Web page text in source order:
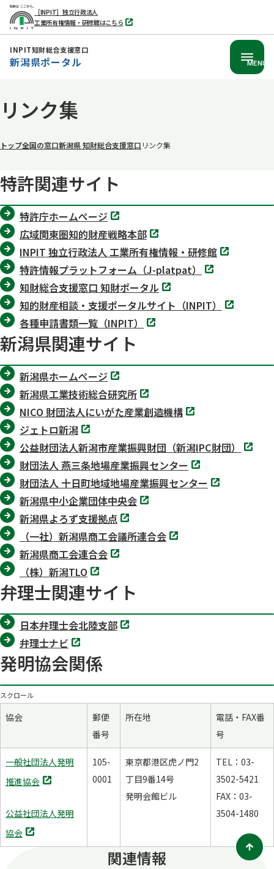
文
へ
［INPIT］独立行政法人
工業所有権情報・研修館はこちら
別
タ
INPIT知財総合支援窓口
新潟県ポータル MENU
リンク集
トップ全国の窓口新潟県 知財総合支援窓口 リンク集
特許関連サイト
特許庁ホームページ 別
タ
ブ
で
開
く
広域関東圏知的財産戦略本部 別
タ
ブ
で
開
く
INPIT 独立行政法人 工業所有権情報・研修館 別
タ
特許情報プラットフォーム（J-platpat）
別
タ
開
く
知財総合支援窓口 知財ポータル 別
タ
ブ
で
知的財産相談・支援ポータルサイト（INPIT）
別
タ
各種申請書類一覧（INPIT）
別
タ
く
新潟県関連サイト
新潟県ホームページ 別
タ
ブ
で
開
く
新潟県工業技術総合研究所 別
タ
ブ
で
NICO 財団法人にいがた産業創造機構 別
タ
開
く
ジェトロ新潟 別
タ
ブ
で
開
く
公益財団法人新潟市産業振興財団（新潟IPC財団）
別
タ
財団法人 燕三条地場産業振興センター 別
タ
ブ
で
財団法人 十日町地域地場産業振興センター 別
タ
新潟県中小企業団体中央会 別
タ
開
く
新潟県よろず支援拠点 別
タ
ブ
で
開
（一社）新潟県商工会議所連合会 別
タ
新潟県商工会連合会 別
タ
開
く
（株）新潟TLO 別
タ
ブ
で
く
弁理士関連サイト
日本弁理士会北陸支部 別
タ
弁理士ナビ 別
タ
ブ
で
く
発明協会関係
スクロール
協会
郵便
番号
所在地
電話・FAX番
号
一般社団法人発明
推進協会 別
で
公益社団法人発明
協会 別
105-
0001
東京都港区虎ノ門2
丁目9番14号
発明会館ビル
TEL：03-
3502-5421
FAX：03-
3504-1480
関連情報